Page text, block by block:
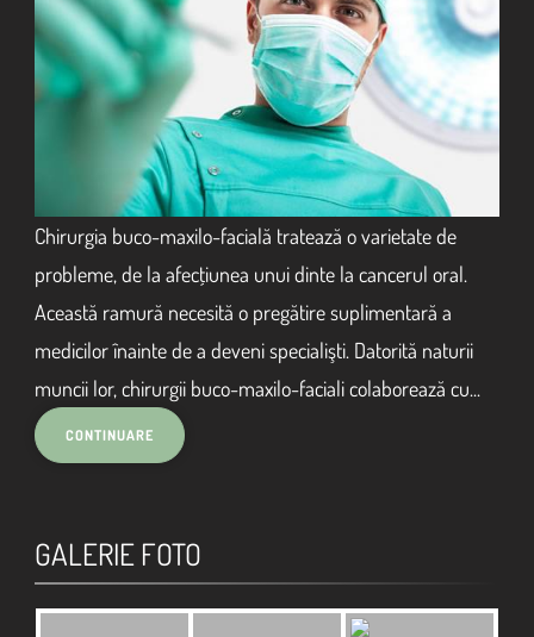
Chirurgia buco-maxilo-facială tratează o varietate de
probleme, de la afecţiunea unui dinte la cancerul oral.
Această ramură necesită o pregătire suplimentară a
medicilor înainte de a deveni specialişti. Datorită naturii
muncii lor, chirurgii buco-maxilo-faciali colaborează cu...
GALERIE FOTO